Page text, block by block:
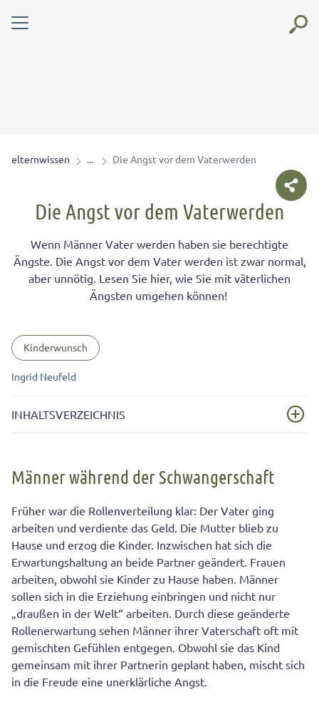
elternwissen Die Angst vor dem Vaterwerden
Die Angst vor dem Vaterwerden
Wenn Männer Vater werden haben sie berechtigte
Ängste. Die Angst vor dem Vater werden ist zwar normal,
aber unnötig. Lesen Sie hier, wie Sie mit väterlichen
Ängsten umgehen können!
Kinderwunsch
Ingrid Neufeld
INHALTSVERZEICHNIS
Die Angst vor dem Endgültigen
Die Angst vor der Vaterschaft
Die Angst vor dem Versagen
Die Angst vor der eigenen Rolle
Ängste besiegen
Männer während der Schwangerschaft
Früher war die Rollenverteilung klar: Der Vater ging
arbeiten und verdiente das Geld. Die Mutter blieb zu
Hause und erzog die Kinder. Inzwischen hat sich die
Erwartungshaltung an beide Partner geändert. Frauen
arbeiten, obwohl sie Kinder zu Hause haben. Männer
sollen sich in die Erziehung einbringen und nicht nur
„draußen in der Welt“ arbeiten. Durch diese geänderte
Rollenerwartung sehen Männer ihrer Vaterschaft oft mit
gemischten Gefühlen entgegen. Obwohl sie das Kind
gemeinsam mit ihrer Partnerin geplant haben, mischt sich
in die Freude eine unerklärliche Angst.